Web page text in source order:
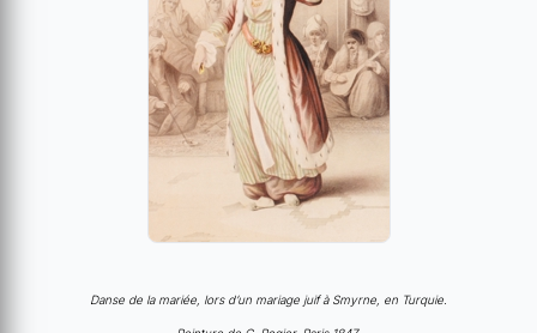
Danse de la mariée, lors d’un mariage juif à Smyrne, en Turquie.